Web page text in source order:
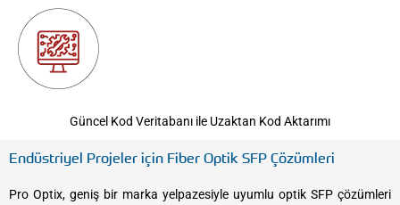
Güncel Kod Veritabanı ile Uzaktan Kod Aktarımı
Endüstriyel Projeler için Fiber Optik SFP Çözümleri
Pro Optix, geniş bir marka yelpazesiyle uyumlu optik SFP çözümleri